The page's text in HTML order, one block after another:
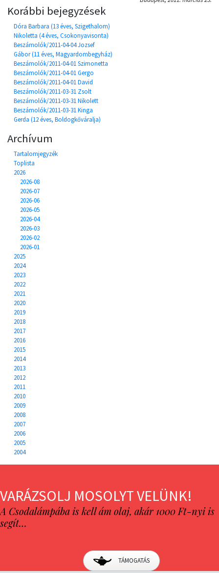
Korábbi bejegyzések
Dóra Barbara (13 éves, Szigethalom)
Nikoletta (4 éves, Csokonyavisonta)
Beszámolók/2011-04-04 Jozsef
Gábor (11 éves, Magyardombegyház)
Beszámolók/2011-04-01 Szimonetta
Beszámolók/2011-04-01 Gergo
Beszámolók/2011-04-01 David
Beszámolók/2011-03-31 Zsolt
Beszámolók/2011-03-31 Nikolett
Beszámolók/2011-03-31 Kinga
Gerda (12 éves, Boldogkőváralja)
Archívum
Tartalomjegyzék
Toplista
2026
2026-08
2026-07
2026-06
2026-05
2026-04
2026-03
2026-02
2026-01
2025
2024
2023
2022
2021
2020
2019
2018
2017
2016
2015
2014
2013
2012
2011
2010
2009
2008
2007
2006
2005
2004
VARÁZSOLJ MOSOLYT VELÜNK!
A Csodalámpába is kell ám olaj, akár 1000 Ft-nyi is
segít…
TÁMOGATÁS